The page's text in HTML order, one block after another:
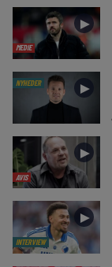
MEDIE
►
NYHEDER ►
AVIS
►
INTERVIEW
►